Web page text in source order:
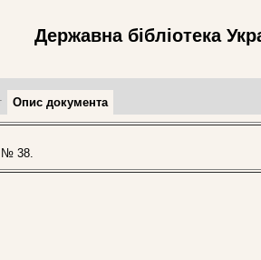
Державна бібліотека
Опис документа
№ 38.